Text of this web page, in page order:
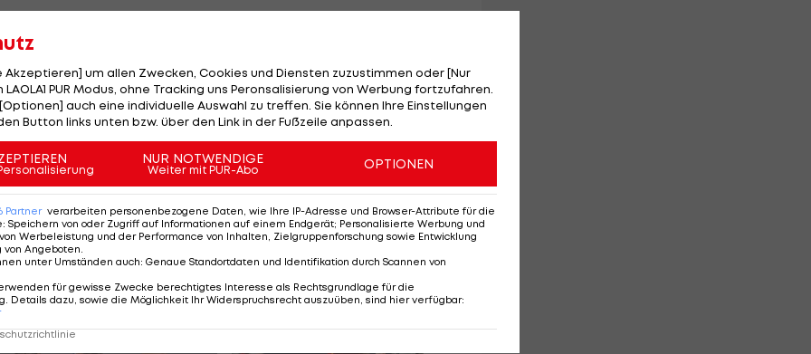
Drittligisten Hansa Rostock ein Prozent der
zu Real Madrid zu. Das bedeutet einen finanziellen
einer FIFA-Regel steht Ausbildungs-Klubs eines
sind das 0,25 Prozent der
SV meldet Anspruch auf 75.000 Euro an, da
Akzeptieren] um allen Zwecken, Cookies und Diensten zuzustimmen oder [Nur
PUR Modus, ohne Tracking uns Peronsalisierung von Werbung fortzufahren.
auch eine individuelle Auswahl zu treffen. Sie können Ihre Einstellungen
Button links unten bzw. über den Link in der Fußzeile anpassen.
NUR NOTWENDIGE
Weiter mit PUR-Abo OPTIONEN
Partner verarbeiten personenbezogene Daten, wie Ihre IP-Adresse und Browser-Attribute für die
: Speichern von oder Zugriff auf Informationen auf einem Endgerät; Personalisierte Werbung und
Werbeleistung und der Performance von Inhalten, Zielgruppenforschung sowie Entwicklung
von Angeboten
unter Umständen auch: Genaue Standortdaten und Identifikation durch Scannen von
für gewisse Zwecke berechtigtes Interesse als Rechtsgrundlage für die
Details dazu, sowie die Möglichkeit Ihr Widerspruchsrecht auszuüben, sind hier verfügbar: